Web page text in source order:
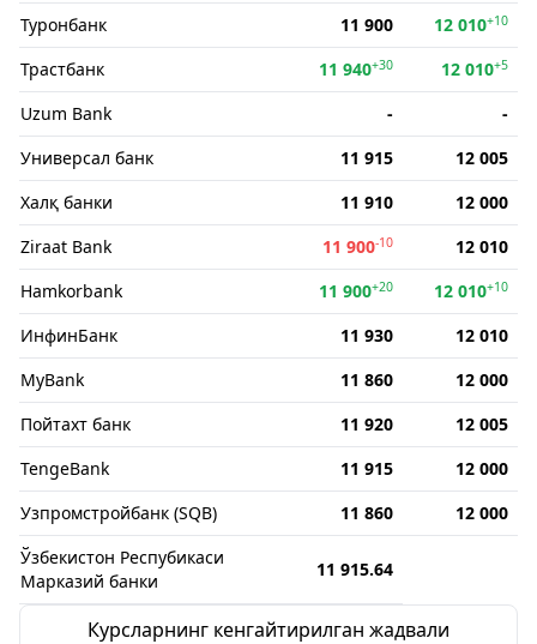
Туронбанк
11 900 12 010+10
Трастбанк 11 940+30 12 010+5
Uzum Bank -
-
Универсал банк
11 915
12 005
Халқ банки
11 910
12 000
Ziraat Bank
11 900-10
12 010
Hamkorbank
11 900+20 12 010+10
ИнфинБанк 11 930
12 010
MyBank
11 860
12 000
Пойтахт банк
11 920
12 005
TengeBank
11 915
12 000
Узпромстройбанк (SQB)
11 860
12 000
Ўзбекистон Респубикаси
Марказий банки
11 915.64
Курсларнинг кенгайтирилган жадвали